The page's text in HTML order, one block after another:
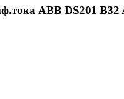
ABB DS201 B32